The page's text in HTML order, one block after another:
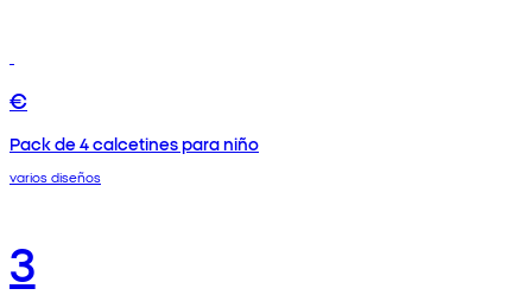
€
Pack de 4 calcetines para niño
varios diseños
3